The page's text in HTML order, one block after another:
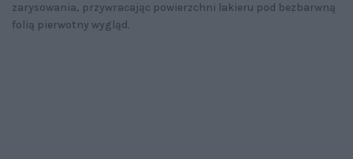
zarysowania, przywracając powierzchni lakieru pod bezbarwną
folią pierwotny wygląd.